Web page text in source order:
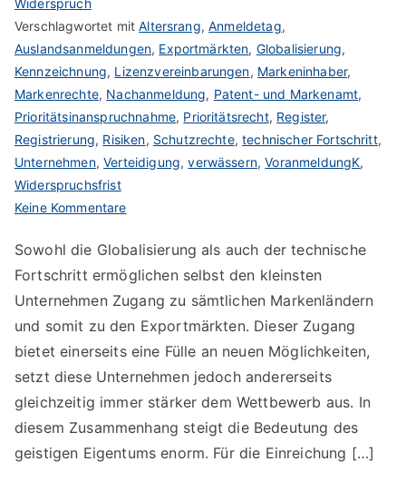
Widerspruch
Verschlagwortet mitAltersrang,Anmeldetag,
Auslandsanmeldungen, Exportmärkten, Globalisierung,
Kennzeichnung, Lizenzvereinbarungen, Markeninhaber,
Markenrechte, Nachanmeldung, Patent- und Markenamt,
Prioritätsinanspruchnahme, Prioritätsrecht, Register,
Registrierung, Risiken, Schutzrechte,technischer Fortschritt,
Unternehmen,Verteidigung,verwässern,VoranmeldungK,
Widerspruchsfrist
Keine Kommentarezu
entdecken
Sowohl die Globalisierung als auch der technische
Fortschritt ermöglichen selbst den kleinsten
Unternehmen Zugang zu sämtlichen Markenländern
und somit zu den Exportmärkten. Dieser Zugang
bietet einerseits eine Fülle an neuen Möglichkeiten,
setzt diese Unternehmen jedoch andererseits
gleichzeitig immer stärker dem Wettbewerb aus. In
diesem Zusammenhang steigt die Bedeutung des
geistigen Eigentums enorm. Für die Einreichung […]